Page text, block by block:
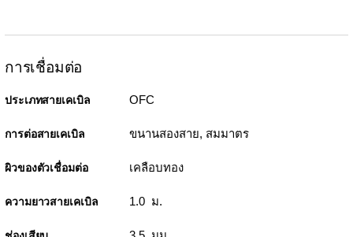
การเชื่อมต่อ
ประเภทสายเคเบิล OFC
การต่อสายเคเบิล ขนานสองสาย, สมมาตร
ผิวของตัวเชื่อมต่อ เคลือบทอง
ความยาวสายเคเบิล 1.0 ม.